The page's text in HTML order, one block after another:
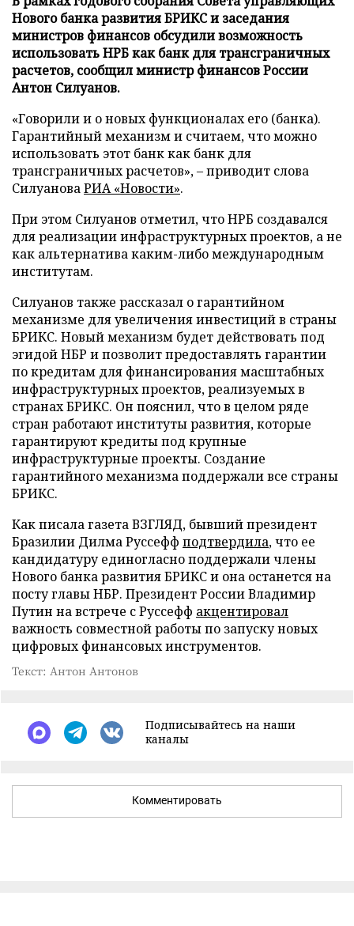
Нового банка развития БРИКС и заседания
министров финансов обсудили возможность
использовать НРБ как банк для трансграничных
расчетов, сообщил министр финансов России
Антон Силуанов.
«Говорили и о новых функционалах его (банка).
Гарантийный механизм и считаем, что можно
использовать этот банк как банк для
трансграничных расчетов», – приводит слова
СилуановаРИА «Новости».
При этом Силуанов отметил, что НРБ создавался
для реализации инфраструктурных проектов, а не
как альтернатива каким-либо международным
институтам.
Силуанов также рассказал о гарантийном
механизме для увеличения инвестиций в страны
БРИКС. Новый механизм будет действовать под
эгидой НБР и позволит предоставлять гарантии
по кредитам для финансирования масштабных
инфраструктурных проектов, реализуемых в
странах БРИКС. Он пояснил, что в целом ряде
стран работают институты развития, которые
гарантируют кредиты под крупные
инфраструктурные проекты. Создание
гарантийного механизма поддержали все страны
БРИКС.
Как писала газета ВЗГЛЯД, бывший президент
Бразилии Дилма Руссефф подтвердила, что ее
кандидатуру единогласно поддержали члены
Нового банка развития БРИКС и она останется на
посту главы НБР. Президент России Владимир
Путин на встрече с Руссефф акцентировал
важность совместной работы по запуску новых
цифровых финансовых инструментов.
Текст: Антон Антонов
Подписывайтесь на наши
каналы
Комментировать